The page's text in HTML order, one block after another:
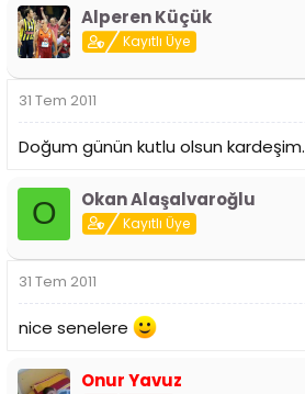
Alperen Küçük
Kayıtlı Üye
31 Tem 2011
Doğum günün kutlu olsun kardeşim.
O Okan Alaşalvaroğlu
Kayıtlı Üye
31 Tem 2011
nice senelere
Onur Yavuz